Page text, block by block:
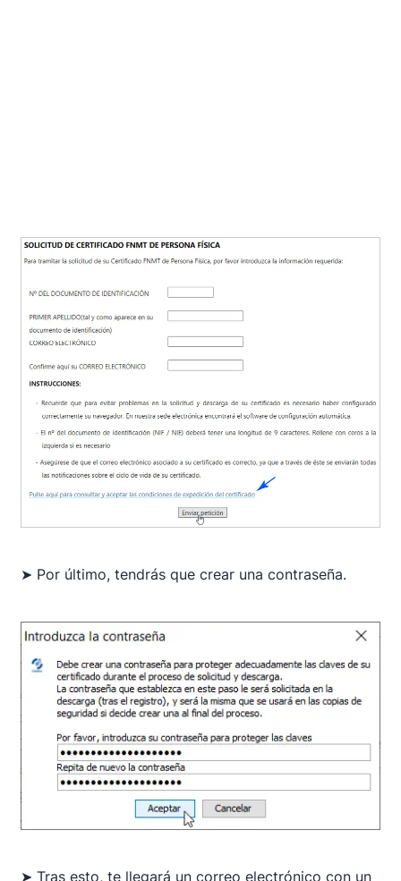
➤ Por último, tendrás que crear una contraseña.
➤ Tras esto, te llegará un correo electrónico con un